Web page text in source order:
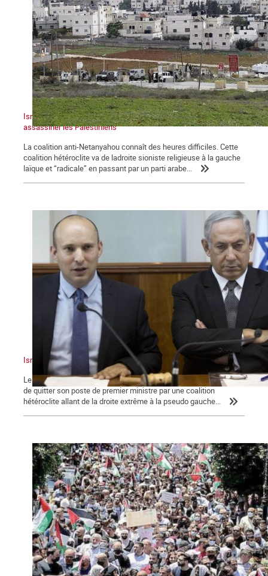
Israël : un gouvernement dans la tempête qui continue à
assassiner les Palestiniens
La coalition anti-Netanyahou connaît des heures difficiles. Cette
coalition hétéroclite va de ladroite sioniste religieuse à la gauche
laïque et “radicale” en passant par un parti arabe...
Israël : un sioniste en chasse un autre !
Le dimanche 13 juin 2021, Benyamin Nétanyahou a été contraint
de quitter son poste de premier ministre par une coalition
hétéroclite allant de la droite extrême à la pseudo gauche...